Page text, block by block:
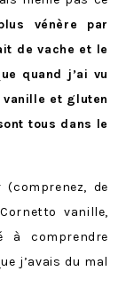
vénère par
de vache et le
quand j’ai vu
vanille et gluten
tous dans le
de
vanille,
à comprendre
j’avais du mal